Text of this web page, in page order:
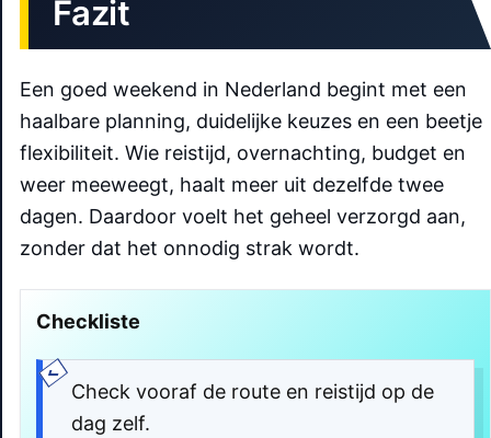
Fazit
Een goed weekend in Nederland begint met een
haalbare planning, duidelijke keuzes en een beetje
flexibiliteit. Wie reistijd, overnachting, budget en
weer meeweegt, haalt meer uit dezelfde twee
dagen. Daardoor voelt het geheel verzorgd aan,
zonder dat het onnodig strak wordt.
Checkliste
Check vooraf de route en reistijd op de
dag zelf.